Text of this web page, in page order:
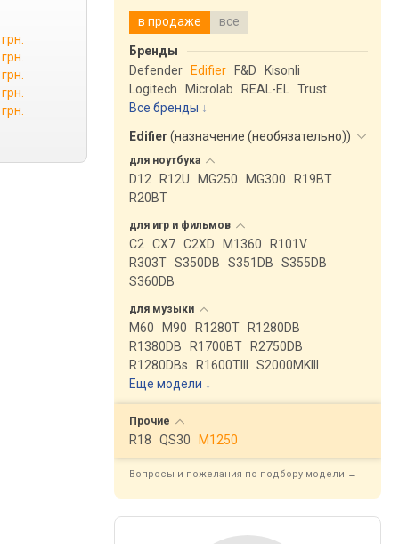
в продаже все
Бренды
Defender
Edifier F&D
Kisonli
Logitech
Microlab REAL-EL
Trust
Все бренды
Edifier (назначение (необязательно))
для ноутбука
D12 R12U MG250 MG300
R19BT
R20BT
для игр и фильмов
C2 CX7 C2XD M1360
R101V
R303T S350DB S351DB
S355DB
S360DB
для музыки
M60 M90 R1280T
R1280DB
R1380DB
R1700BT
R2750DB
R1280DBs
R1600TIII
S2000MKIII
Еще модели ↓
Прочие
R18 QS30 M1250
Вопросы и пожелания по подбору модели →